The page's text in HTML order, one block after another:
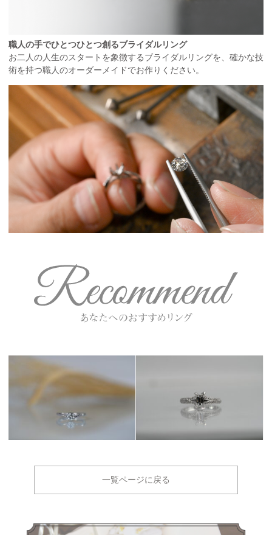
職人の手でひとつひとつ創るブライダルリング
お二人の人生のスタートを象徴するブライダルリングを、確かな技
術を持つ職人のオーダーメイドでお作りください。
一覧ページに戻る